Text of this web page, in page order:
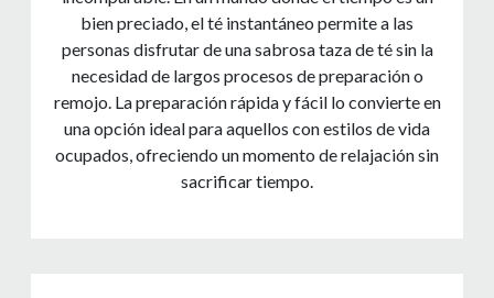
bien preciado, el té instantáneo permite a las
personas disfrutar de una sabrosa taza de té sin la
necesidad de largos procesos de preparación o
remojo. La preparación rápida y fácil lo convierte en
una opción ideal para aquellos con estilos de vida
ocupados, ofreciendo un momento de relajación sin
sacrificar tiempo.